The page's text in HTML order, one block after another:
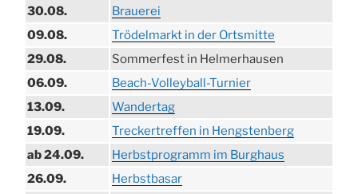
30.08.
Brauerei
09.08.
Trödelmarkt in der Ortsmitte
29.08.
Sommerfest in Helmerhausen
06.09.
Beach-Volleyball-Turnier
13.09.
Wandertag
19.09.
Treckertreffen in Hengstenberg
ab 24.09.
Herbstprogramm im Burghaus
26.09.
Herbstbasar